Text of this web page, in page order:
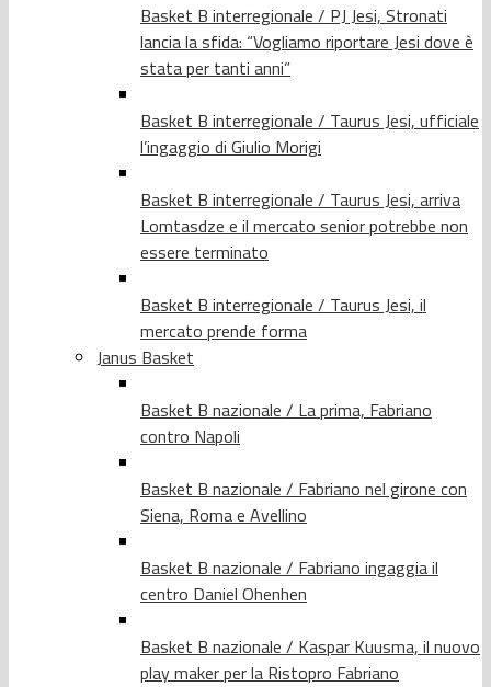
Basket B interregionale / PJ Jesi, Stronati
lancia la sfida: “Vogliamo riportare Jesi dove è
stata per tanti anni”
Basket B interregionale / Taurus Jesi, ufficiale
l’ingaggio di Giulio Morigi
Basket B interregionale / Taurus Jesi, arriva
Lomtasdze e il mercato senior potrebbe non
essere terminato
Basket B interregionale / Taurus Jesi, il
mercato prende forma
Janus Basket
Basket B nazionale / La prima, Fabriano
contro Napoli
Basket B nazionale / Fabriano nel girone con
Siena, Roma e Avellino
Basket B nazionale / Fabriano ingaggia il
centro Daniel Ohenhen
Basket B nazionale / Kaspar Kuusma, il nuovo
play maker per la Ristopro Fabriano